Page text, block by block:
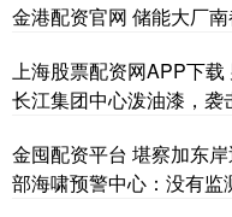
金港配资官网 储能大厂
上海股票配资网APP下
长江集团中心泼油漆，袭
金囤配资平台 堪察加东
部海啸预警中心：没有监